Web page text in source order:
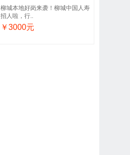
柳城本地好岗来袭！柳城中国人寿
招人啦，行..
￥3000元